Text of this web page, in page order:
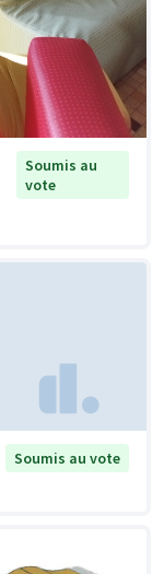
Soumis au
vote
Soumis au vote